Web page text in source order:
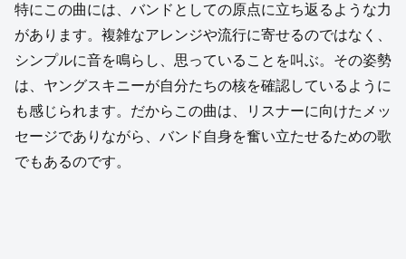
特にこの曲には、バンドとしての原点に立ち返るような力
があります。複雑なアレンジや流行に寄せるのではなく、
シンプルに音を鳴らし、思っていることを叫ぶ。その姿勢
は、ヤングスキニーが自分たちの核を確認しているように
も感じられます。だからこの曲は、リスナーに向けたメッ
セージでありながら、バンド自身を奮い立たせるための歌
でもあるのです。